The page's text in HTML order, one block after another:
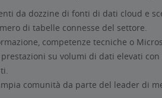
da dozzine di fonti di dati cloud e
di tabelle connesse del settore.
competenze tecniche o
su volumi di dati elevati
comunità da parte del leader di